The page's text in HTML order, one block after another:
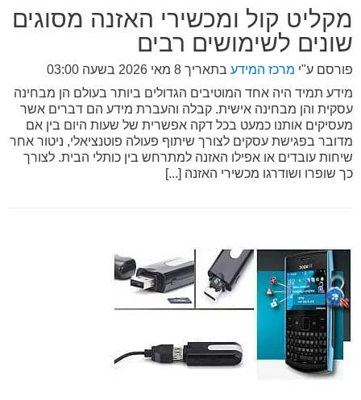
מקליט קול ומכשירי האזנה מסוגים
שונים לשימושים רבים
פורסם ע"י מרכז המידע בתאריך 8 מאי 2026 בשעה 03:00
מידע תמיד היה אחד המוטיבים הגדולים ביותר בעולם הן מבחינה
עסקית והן מבחינה אישית. קבלה והעברת מידע הם דברים אשר
מעסיקים אותנו כמעט בכל דקה אפשרית של שעות היום בין אם
מדובר בפגישת עסקים לצורך שיתוף פעולה פוטנציאלי, ניטור אחר
שיחות עובדים או אפילו האזנה למתרחש בין כותלי הבית. לצורך
כך שופרו ושודרגו מכשירי האזנה [...]